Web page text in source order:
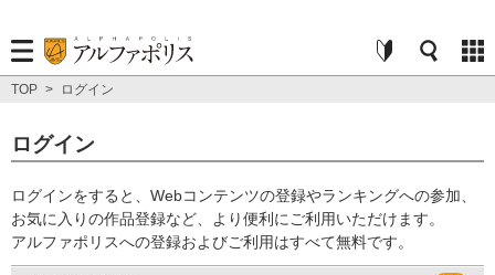
TOP > ログイン
ログイン
ログインをすると、Webコンテンツの登録やランキングへの参加、
お気に入りの作品登録など、より便利にご利用いただけます。
アルファポリスへの登録およびご利用はすべて無料です。